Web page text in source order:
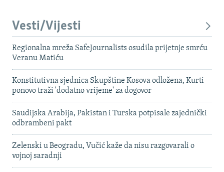
Vesti/Vijesti
Regionalna mreža SafeJournalists osudila prijetnje smrću
Veranu Matiću
Konstitutivna sjednica Skupštine Kosova odložena, Kurti
ponovo traži 'dodatno vrijeme' za dogovor
Saudijska Arabija, Pakistan i Turska potpisale zajednički
odbrambeni pakt
Zelenski u Beogradu, Vučić kaže da nisu razgovarali o
vojnoj saradnji